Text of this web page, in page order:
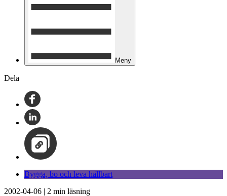
Meny
Dela
Bygga, bo och leva hållbart
2002-04-06 | 2 min läsning